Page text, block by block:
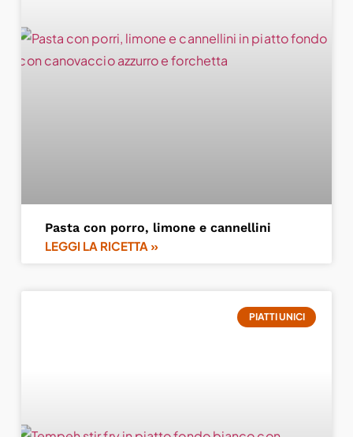
Pasta con porro, limone e cannellini
LEGGI LA RICETTA »
PIATTI UNICI